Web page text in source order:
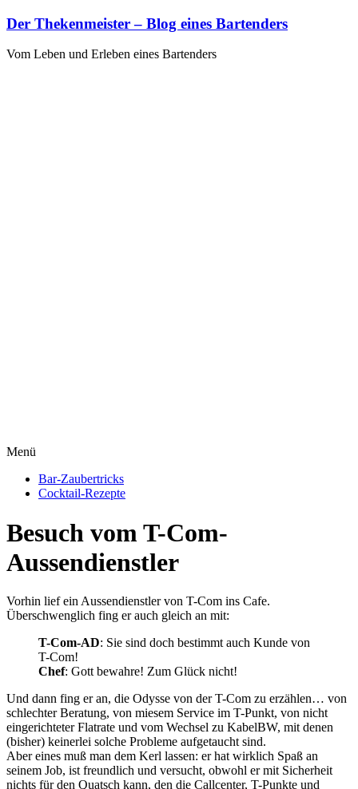
Zum
springen
Der Thekenmeister – Blog eines Bartenders
Vom Leben und Erleben eines Bartenders
Menü
Bar-Zaubertricks
Cocktail-Rezepte
Besuch vom T-Com-
Aussendienstler
Vorhin lief ein Aussendienstler von T-Com ins Cafe.
Überschwenglich fing er auch gleich an mit:
T-Com-AD: Sie sind doch bestimmt auch Kunde von
T-Com!
Chef: Gott bewahre! Zum Glück nicht!
Und dann fing er an, die Odysse von der T-Com zu erzählen… von
schlechter Beratung, von miesem Service im T-Punkt, von nicht
eingerichteter Flatrate und vom Wechsel zu KabelBW, mit denen
(bisher) keinerlei solche Probleme aufgetaucht sind.
Aber eines muß man dem Kerl lassen: er hat wirklich Spaß an
seinem Job, ist freundlich und versucht, obwohl er mit Sicherheit
nichts für den Quatsch kann, den die Callcenter, T-Punkte und